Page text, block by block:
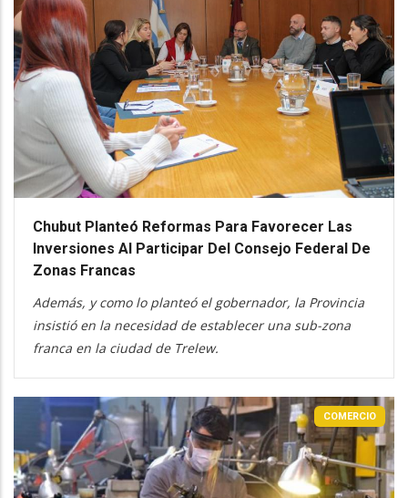
Chubut Planteó Reformas Para Favorecer Las
Inversiones Al Participar Del Consejo Federal De
Zonas Francas
Además, y como lo planteó el gobernador, la Provincia
insistió en la necesidad de establecer una sub-zona
franca en la ciudad de Trelew.
COMERCIO